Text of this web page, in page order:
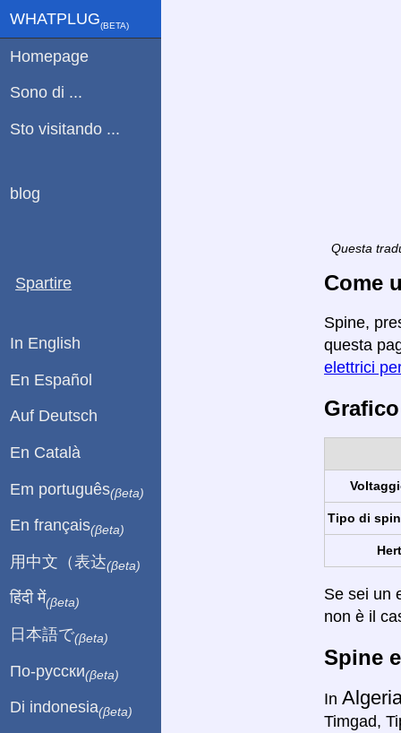
Questa
Come
Spine,
questa
elettrici
Tipo di
Se sei un
non è il
Spine
In
Timgad,
WHATPLUG(ΒETA)
Homepage
Sono di ...
Sto visitando ...
blog
Spartire
In English
En Español
Auf Deutsch
En Català
Em português(βeta)
En français(βeta)
用中文（表达(βeta)
हिंदी में(βeta)
日本語で(βeta)
По-русски(βeta)
Di indonesia(βeta)